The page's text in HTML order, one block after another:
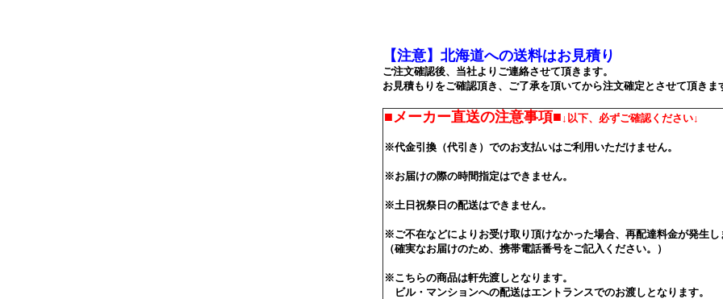
【注意】北海道への送料はお見積り
ご注文確認後、当社よりご連絡させて頂きます。
お見積もりをご確認頂き、ご了承を頂いてから注文確定とさせて頂きま
■メーカー直送の注意事項■↓以下、必ずご確認ください↓
※代金引換（代引き）でのお支払いはご利用いただけません。
※お届けの際の時間指定はできません。
※土日祝祭日の配送はできません。
※ご不在などによりお受け取り頂けなかった場合、再配達料金が発生し
（確実なお届けのため、携帯電話番号をご記入ください。）
※こちらの商品は軒先渡しとなります。
ビル・マンションへの配送はエントランスでのお渡しとなります。